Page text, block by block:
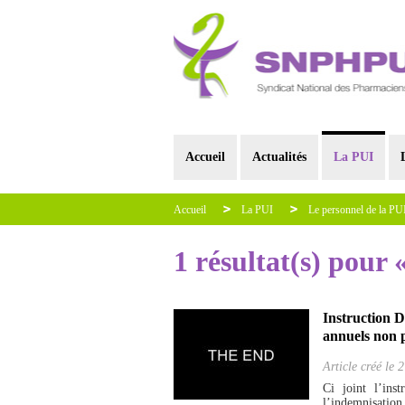
Accueil Actualités La PUI
Accueil La PUI Le personnel de la
1 résultat(s) pour
Instruction
annuels non
Article créé le
Ci joint